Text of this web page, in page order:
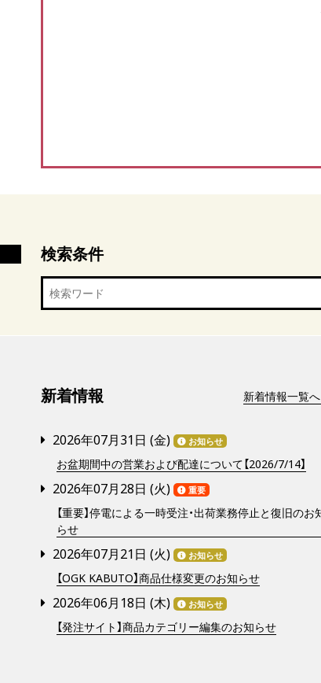
検索条件
新着情報 新着情報一覧へ
2026年07月31日 (金) お知らせ
お盆期間中の営業および配達について【2026/7/14】
2026年07月28日 (火) 重要
【重要】停電による一時受注・出荷業務停止と復旧のお
らせ
2026年07月21日 (火) お知らせ
【OGK KABUTO】商品仕様変更のお知らせ
2026年06月18日 (木) お知らせ
【発注サイト】商品カテゴリー編集のお知らせ